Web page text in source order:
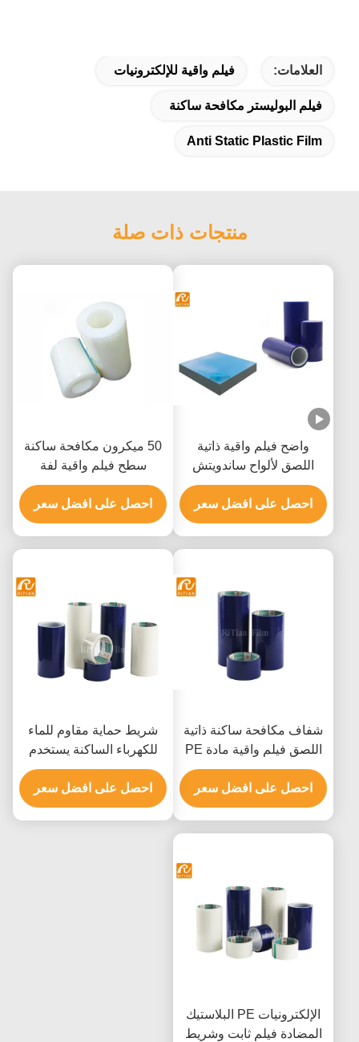
العلامات: فيلم واقية للإلكترونيات
فيلم البوليستر مكافحة ساكنة
Anti Static Plastic Film
منتجات ذات صلة
واضح فيلم واقية ذاتية
اللصق لألواح ساندويتش
شريط حماية الملامح
البلاستيكية لا بقايا
احصل على افضل سعر
50 ميكرون مكافحة ساكنة
سطح فيلم واقية لفة
منخفضة لاصقة الاكريليك
القائمة
احصل على افضل سعر
شفاف مكافحة ساكنة ذاتية
اللصق فيلم واقية مادة PE
للإلكترونيات
احصل على افضل سعر
شريط حماية مقاوم للماء
للكهرباء الساكنة يستخدم
لشاشة الهواتف المحمولة
احصل على افضل سعر
الإلكترونيات PE البلاستيك
المضادة فيلم ثابت وشريط